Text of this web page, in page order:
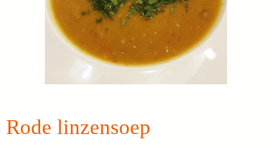
Rode linzensoep